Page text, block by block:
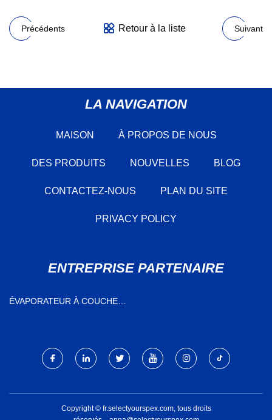
Précédents Retour à la liste Suivant
LA NAVIGATION
MAISON À PROPOS DE NOUS
DES PRODUITS NOUVELLES BLOG
CONTACTEZ-NOUS PLAN DU SITE
PRIVACY POLICY
ENTREPRISE PARTENAIRE
ÉVAPORATEUR À COUCHE
Copyright © fr.selectyourspex.com, tous droits